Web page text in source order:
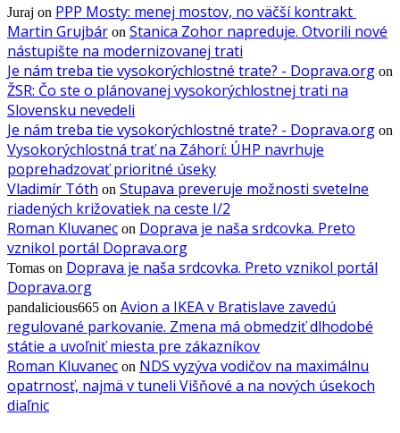
Juraj on PPP Mosty: menej mostov, no väčší kontrakt
Martin Grujbár on Stanica Zohor napreduje. Otvorili nové
nástupište na modernizovanej trati
Je nám treba tie vysokorýchlostné trate? - Doprava.org on
ŽSR: Čo ste o plánovanej vysokorýchlostnej trati na
Slovensku nevedeli
Je nám treba tie vysokorýchlostné trate? - Doprava.org on
Vysokorýchlostná trať na Záhorí: ÚHP navrhuje
poprehadzovať prioritné úseky
Vladimír Tóth on Stupava preveruje možnosti svetelne
riadených križovatiek na ceste I/2
Roman Kluvanec on Doprava je naša srdcovka. Preto
vznikol portál Doprava.org
Tomas on Doprava je naša srdcovka. Preto vznikol portál
Doprava.org
pandalicious665 on Avion a IKEA v Bratislave zavedú
regulované parkovanie. Zmena má obmedziť dlhodobé
státie a uvoľniť miesta pre zákazníkov
Roman Kluvanec on NDS vyzýva vodičov na maximálnu
opatrnosť, najmä v tuneli Višňové a na nových úsekoch
diaľnic